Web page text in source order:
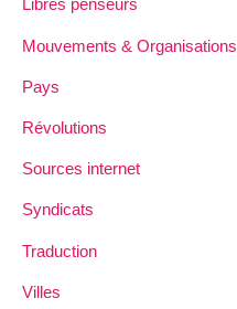
Libres penseurs
Mouvements & Organisations
Pays
Révolutions
Sources internet
Syndicats
Traduction
Villes